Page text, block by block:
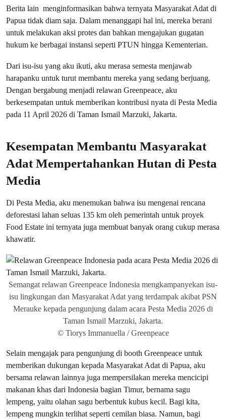
Berita lain menginformasikan bahwa ternyata Masyarakat Adat di
Papua tidak diam saja. Dalam menanggapi hal ini, mereka berani
untuk melakukan aksi protes dan bahkan mengajukan gugatan
hukum ke berbagai instansi seperti PTUN hingga Kementerian.
Dari isu-isu yang aku ikuti, aku merasa semesta menjawab
harapanku untuk turut membantu mereka yang sedang berjuang.
Dengan bergabung menjadi relawan Greenpeace, aku
berkesempatan untuk memberikan kontribusi nyata di Pesta Media
pada 11 April 2026 di Taman Ismail Marzuki, Jakarta.
Kesempatan Membantu Masyarakat
Adat Mempertahankan Hutan di Pesta
Media
Di Pesta Media, aku menemukan bahwa isu mengenai rencana
deforestasi lahan seluas 135 km oleh pemerintah untuk proyek
Food Estate ini ternyata juga membuat banyak orang cukup merasa
khawatir.
Semangat relawan Greenpeace Indonesia mengkampanyekan isu-
isu lingkungan dan Masyarakat Adat yang terdampak akibat PSN
Merauke kepada pengunjung dalam acara Pesta Media 2026 di
Taman Ismail Marzuki, Jakarta.
© Tiorys Immanuella / Greenpeace
Selain mengajak para pengunjung di booth Greenpeace untuk
memberikan dukungan kepada Masyarakat Adat di Papua, aku
bersama relawan lainnya juga mempersilakan mereka mencicipi
makanan khas dari Indonesia bagian Timur, bernama sagu
lempeng, yaitu olahan sagu berbentuk kubus kecil. Bagi kita,
lempeng mungkin terlihat seperti cemilan biasa. Namun, bagi